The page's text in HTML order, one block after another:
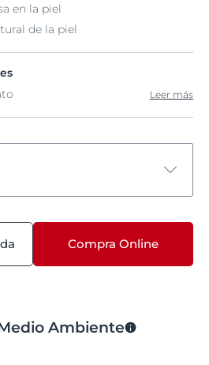
en la piel
de la piel
Leer más
Compra Online
Ambiente